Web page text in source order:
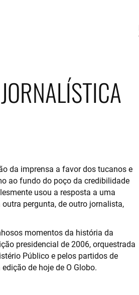
da imprensa a favor dos tucanos e
ao fundo do poço da credibilidade
usou a resposta a uma
pergunta, de outro jornalista,
momentos da história da
presidencial de 2006, orquestrada
Público e pelos partidos de
de hoje de O Globo.